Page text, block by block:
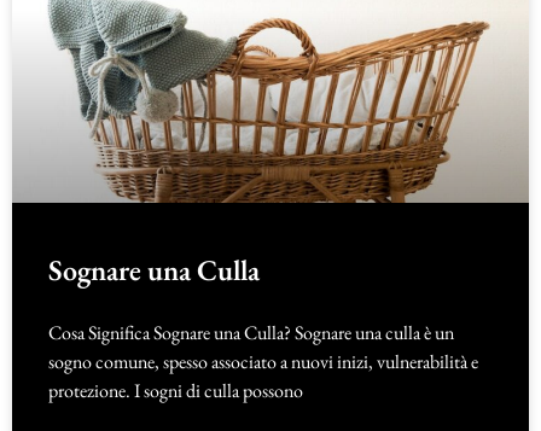
Sognare una Culla
Cosa Significa Sognare una Culla? Sognare una culla è un
sogno comune, spesso associato a nuovi inizi, vulnerabilità e
protezione. I sogni di culla possono